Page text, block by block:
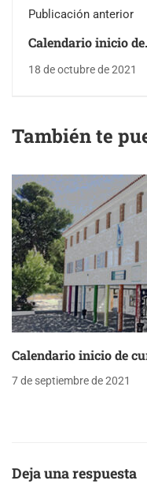
Publicación anterior
Calendario inicio de
curso 2021/22
18 de octubre de 2021
También te
Calendario inicio de
7 de septiembre de 2021
Deja una respuesta